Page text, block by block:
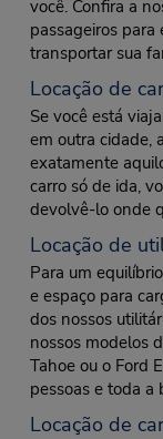
você. Confira a
passageiros
transportar sua
Locação de
Se você está
em outra cidade,
exatamente
carro só de ida,
devolvê-lo onde
Locação de
Para um
e espaço para
dos nossos
nossos modelos
Tahoe ou o Ford
pessoas e toda a
Locação de